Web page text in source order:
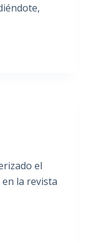
el
la revista